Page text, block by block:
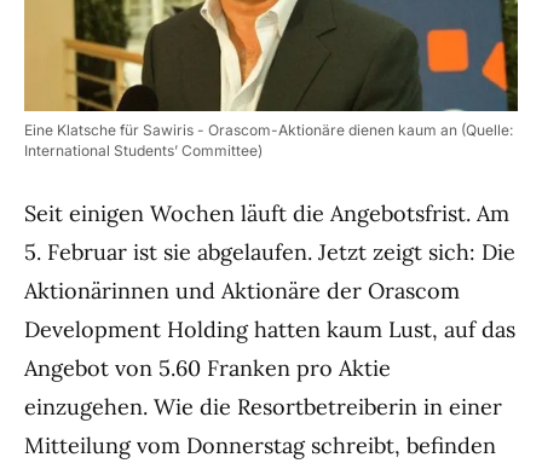
Eine Klatsche für Sawiris - Orascom-Aktionäre dienen kaum an (Quelle:
International Students’ Committee)
Seit einigen Wochen läuft die Angebotsfrist. Am
5. Februar ist sie abgelaufen. Jetzt zeigt sich: Die
Aktionärinnen und Aktionäre der Orascom
Development Holding hatten kaum Lust, auf das
Angebot von 5.60 Franken pro Aktie
einzugehen. Wie die Resortbetreiberin in einer
Mitteilung vom Donnerstag schreibt, befinden